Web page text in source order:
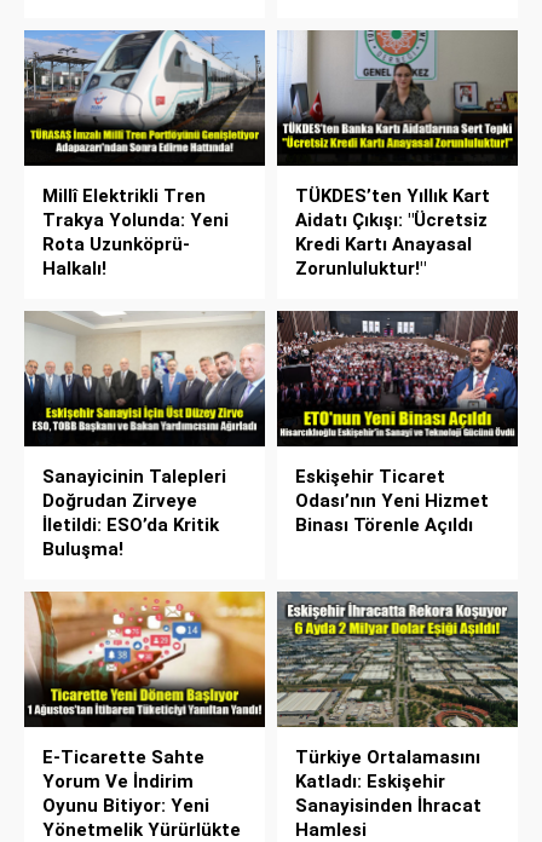
Millî Elektrikli Tren
Trakya Yolunda: Yeni
Rota Uzunköprü-
Halkalı!
TÜKDES’ten Yıllık Kart
Aidatı Çıkışı: "Ücretsiz
Kredi Kartı Anayasal
Zorunluluktur!"
Sanayicinin Talepleri
Doğrudan Zirveye
İletildi: ESO’da Kritik
Buluşma!
Eskişehir Ticaret
Odası’nın Yeni Hizmet
Binası Törenle Açıldı
E-Ticarette Sahte
Yorum Ve İndirim
Oyunu Bitiyor: Yeni
Yönetmelik Yürürlükte
Türkiye Ortalamasını
Katladı: Eskişehir
Sanayisinden İhracat
Hamlesi